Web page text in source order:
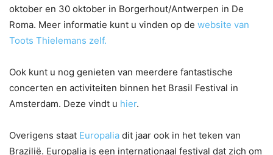
oktober en 30 oktober in Borgerhout/Antwerpen in De
Roma. Meer informatie kunt u vinden op de website van
Toots Thielemans zelf.
Ook kunt u nog genieten van meerdere fantastische
concerten en activiteiten binnen het Brasil Festival in
Amsterdam. Deze vindt u hier.
Overigens staat Europalia dit jaar ook in het teken van
Brazilië. Europalia is een internationaal festival dat zich om